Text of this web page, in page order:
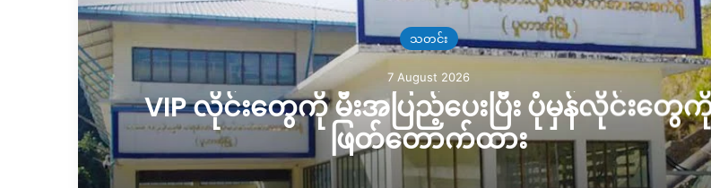
သတင်း
7 August 2026
VIP လိုင်းတွေကို မီးအပြည့်ပေးပြီး ပုံမှန်လိုင်းတွေ
ဖြတ်တောက်ထား